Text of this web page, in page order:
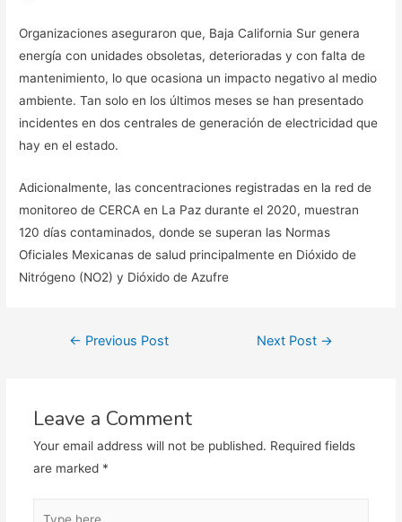
Organizaciones aseguraron que, Baja California Sur genera
energía con unidades obsoletas, deterioradas y con falta de
mantenimiento, lo que ocasiona un impacto negativo al medio
ambiente. Tan solo en los últimos meses se han presentado
incidentes en dos centrales de generación de electricidad que
hay en el estado.
Adicionalmente, las concentraciones registradas en la red de
monitoreo de CERCA en La Paz durante el 2020, muestran
120 días contaminados, donde se superan las Normas
Oficiales Mexicanas de salud principalmente en Dióxido de
Nitrógeno (NO2) y Dióxido de Azufre
Post← Previous Post Next Post →
Leave a Comment
Your email address will not be published. Required fields
are marked *